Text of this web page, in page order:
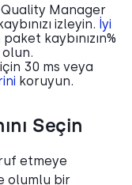
Manager
izleyin. İyi
kaybınızın%
olun.
30 ms veya
koruyun.
Seçin
etmeye
olumlu bir